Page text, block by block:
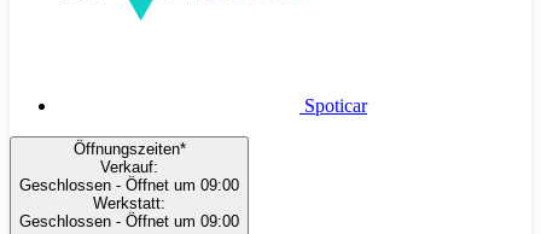
Spoticar
Öffnungszeiten*
Verkauf:
Geschlossen - Öffnet um 09:00
Werkstatt:
Geschlossen - Öffnet um 09:00